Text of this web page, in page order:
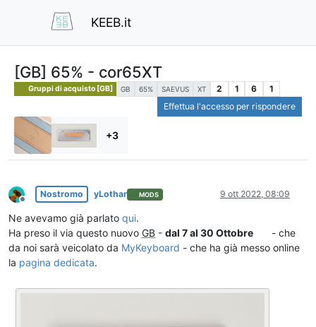
KEEB.it
[GB] 65% - cor65XT
Gruppi di acquisto [GB] GB 65% SAEVUS XT 2 1 6
1
Effettua l'accesso per rispondere
+3
Non in linea
Nostromo yLothar MODS 9 ott 2022, 08:09
Ne avevamo già parlato qui.
Ha preso il via questo nuovo GB - dal 7 al 30 Ottobre
- che
da noi sarà veicolato da MyKeyboard - che ha già messo online
la pagina dedicata.